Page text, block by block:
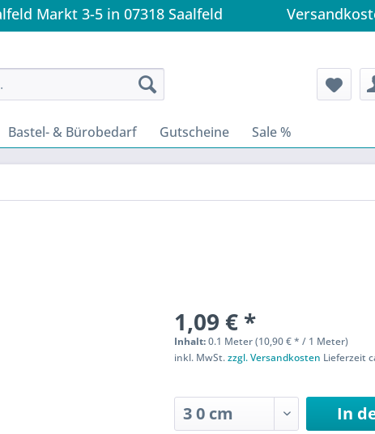
Markt 3-5 in 07318 Saalfeld
Bastel- & Bürobedarf Gutscheine Sale %
1,09 € *
Inhalt:0.1 Meter (10,90 € * / 1 Meter)
inkl. MwSt.zzgl. Versandkosten Lieferzeit
In